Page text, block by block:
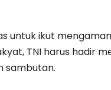
untuk ikut
TNI harus hadir
sambutan.